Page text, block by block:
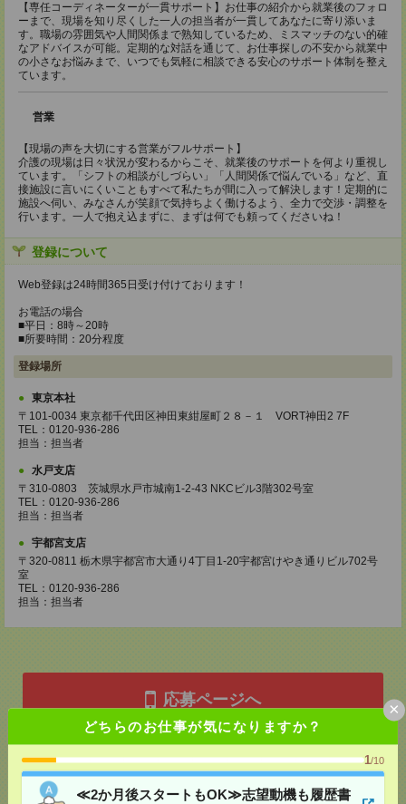
どちらのお仕事が気になりますか？
1/10
≪2か月後スタートもOK≫志望動機も履歴書
×
【専任コーディネーターが一貫サポート】お仕事の紹介から就業後のフォロ
ーまで、現場を知り尽くした一人の担当者が一貫してあなたに寄り添いま
す。職場の雰囲気や人間関係まで熟知しているため、ミスマッチのない的確
なアドバイスが可能。定期的な対話を通じて、お仕事探しの不安から就業中
の小さなお悩みまで、いつでも気軽に相談できる安心のサポート体制を整え
ています。
営業
【現場の声を大切にする営業がフルサポート】
介護の現場は日々状況が変わるからこそ、就業後のサポートを何より重視し
ています。「シフトの相談がしづらい」「人間関係で悩んでいる」など、直
接施設に言いにくいこともすべて私たちが間に入って解決します！定期的に
施設へ伺い、みなさんが笑顔で気持ちよく働けるよう、全力で交渉・調整を
行います。一人で抱え込まずに、まずは何でも頼ってくださいね！
登録について
Web登録は24時間365日受け付けております！
お電話の場合
■平日：8時～20時
■所要時間：20分程度
登録場所
東京本社
〒101-0034 東京都千代田区神田東紺屋町２８－１ VORT神田2 7F
TEL：0120-936-286
担当：担当者
水戸支店
〒310-0803 茨城県水戸市城南1-2-43 NKCビル3階302号室
TEL：0120-936-286
担当：担当者
宇都宮支店
〒320-0811 栃木県宇都宮市大通り4丁目1-20宇都宮けやき通りビル702号
室
TEL：0120-936-286
担当：担当者
応募ページへ
気になる！ 電話応募